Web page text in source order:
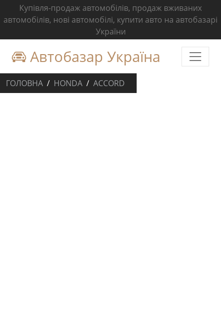
Купівля-продаж автомобілів, продаж вживаних
автомобілів, нові автомобілі, купити авто на автобазарі
України
Автобазар Україна
ГОЛОВНА HONDA ACCORD